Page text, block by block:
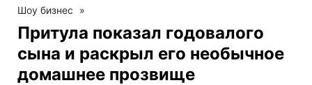
Шоу бизнес »
Притула показал годовалого
сына и раскрыл его необычное
домашнее прозвище